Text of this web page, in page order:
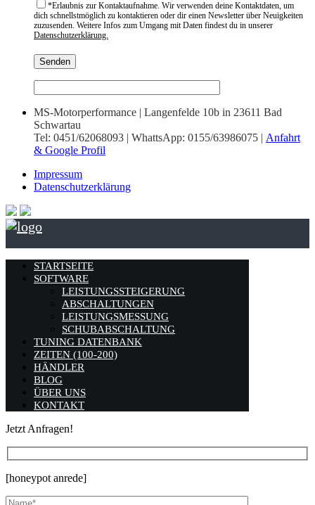
*Erlaubnis zur Kontaktaufnahme. Wir verwenden deine Kontaktdaten, um
dich schnellstmöglich zu kontaktieren oder dir einen Newsletter über Neuigkeiten
zuzusenden. Weitere Infos zum Umgang mit Daten findest du in unserer
Datenschutzerklärung.
MS-Motorperformance | Langenfelde 10b in 23611 Bad
Schwartau
Tel: 0451/62068093 | WhattsApp: 0155/63986075 | Anfahrt
& Google Profil
Impressum
Datenschutzerklärung
STARTSEITE
SOFTWARE
LEISTUNGSSTEIGERUNG
ABSCHALTUNGEN
LEISTUNGSMESSUNG
SCHUBABSCHALTUNG
TUNING DATENBANK
ZEITEN (100-200)
HÄNDLER
BLOG
ÜBER UNS
KONTAKT
Jetzt Anfragen!
[honeypot anrede]